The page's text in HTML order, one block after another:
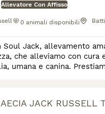
Allevatore Con Affisso
0 animali disponibili
Jack, allevamento amatoriale
che alleviamo con
attenzione in merito alla salute, al benessere e al temperamento
JACK RUSSELL